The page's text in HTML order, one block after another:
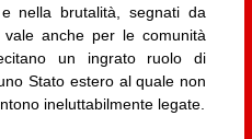
nella brutalità, segnati da
anche per le comunità
un ingrato ruolo di
Stato estero al quale non
ineluttabilmente legate.